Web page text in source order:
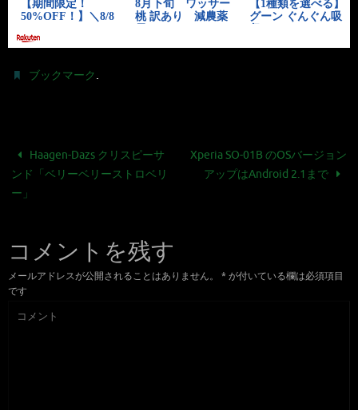
ブックマーク.
Haagen-Dazs クリスピーサ
ンド「ベリーベリーストロベリ
ー」
Xperia SO-01B のOSバージョン
アップはAndroid 2.1まで
コメントを残す
メールアドレスが公開されることはありません。 * が付いている欄は必須項目
です